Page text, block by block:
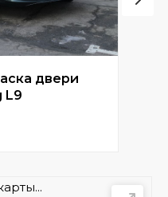
двери
L9